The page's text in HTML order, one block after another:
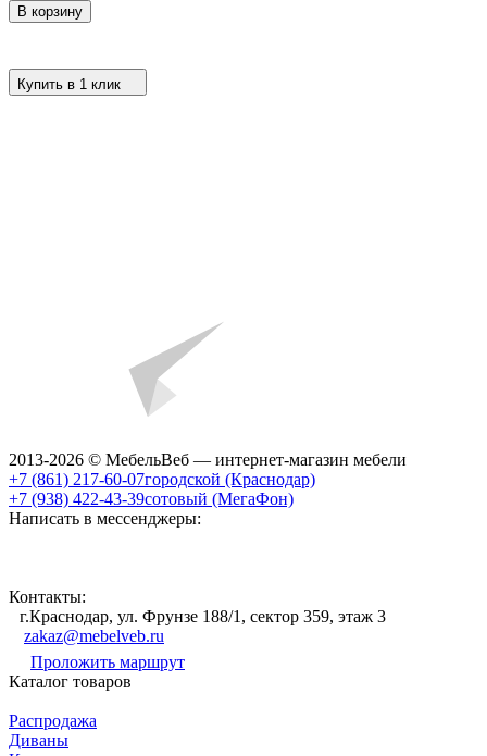
В корзину
Купить в 1 клик
2013-2026 © МебельВеб — интернет-магазин мебели
+7 (861) 217-60-07городской (Краснодар)
+7 (938) 422-43-39сотовый (МегаФон)
Написать в мессенджеры:
Контакты:
г.Краснодар, ул. Фрунзе 188/1, сектор 359, этаж 3
zakaz@mebelveb.ru
Проложить маршрут
Каталог товаров
Распродажа
Диваны